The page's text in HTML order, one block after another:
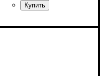
Ширина: 160 см